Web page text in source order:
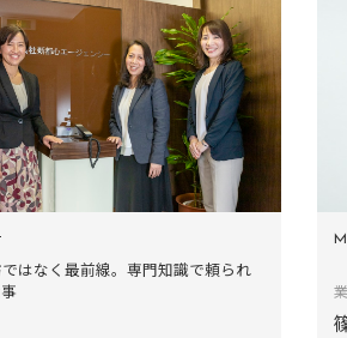
ではなく最前線。専門知識で頼られ